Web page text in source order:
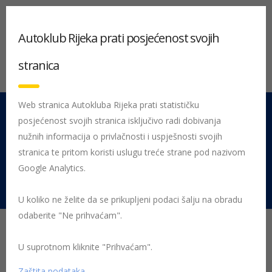
051 212 442 Centrala
Pon - Pet 08:00 - 16:00
Rujevica 9/1, 51000 Rijeka
9 savjeta za novopečene vozače
Autoklub Rijeka prati posjećenost svojih
stranica
Web stranica Autokluba Rijeka prati statističku
posjećenost svojih stranica isključivo radi dobivanja
nužnih informacija o privlačnosti i uspješnosti svojih
stranica te pritom koristi uslugu treće strane pod nazivom
Google Analytics.
U koliko ne želite da se prikupljeni podaci šalju na obradu
odaberite "Ne prihvaćam".
U suprotnom kliknite "Prihvaćam".